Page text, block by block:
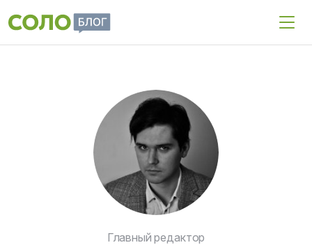
Главный редактор